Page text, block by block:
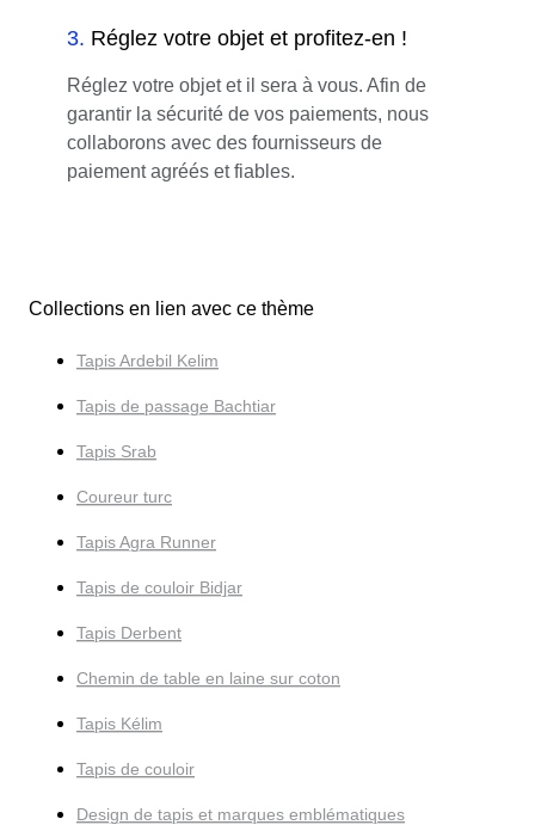
3. Réglez votre objet et profitez-en !
Réglez votre objet et il sera à vous. Afin de
garantir la sécurité de vos paiements, nous
collaborons avec des fournisseurs de
paiement agréés et fiables.
Collections en lien avec ce thème
Tapis Ardebil Kelim
Tapis de passage Bachtiar
Tapis Srab
Coureur turc
Tapis Agra Runner
Tapis de couloir Bidjar
Tapis Derbent
Chemin de table en laine sur coton
Tapis Kélim
Tapis de couloir
Design de tapis et marques emblématiques